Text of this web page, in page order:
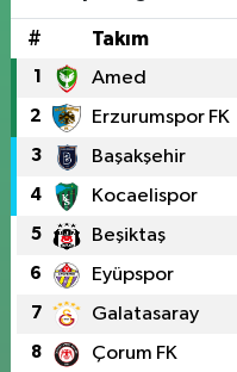
# Takım
1 Amed
2 Erzurumspor FK
3 Başakşehir
4 Kocaelispor
5 Beşiktaş
6 Eyüpspor
7 Galatasaray
8 Çorum FK